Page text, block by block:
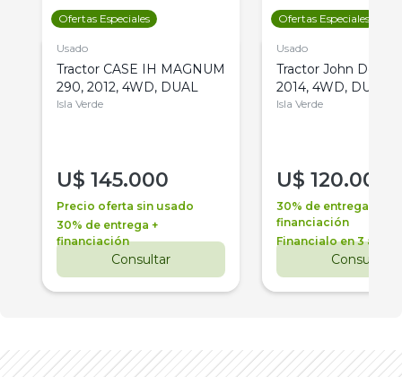
Ofertas Especiales
Usado
Tractor CASE IH MAGNUM
290, 2012, 4WD, DUAL
Isla Verde
U$ 145.000
Precio oferta sin usado
30% de entrega +
financiación
Consultar
Ofertas Especiales
Usado
Tractor John Deere
2014, 4WD, DUAL
Isla Verde
U$ 120.000
30% de entrega +
financiación
Financialo en 3 años
Consultar